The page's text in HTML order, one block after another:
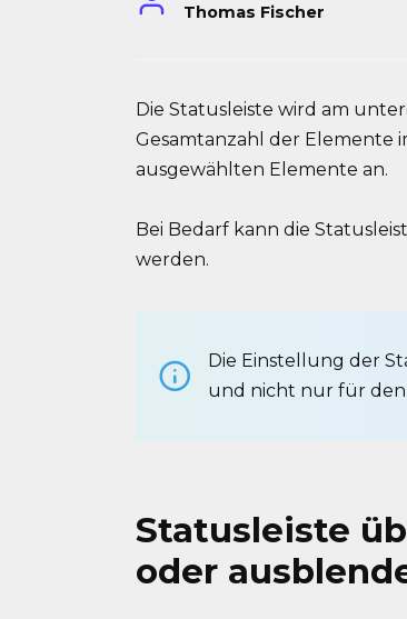
Thomas Fischer
Die Statusleiste wird am
Gesamtanzahl der Elemente
ausgewählten Elemente an.
Bei Bedarf kann die
werden.
Die Einstellung der
und nicht nur für
Statusleiste
oder